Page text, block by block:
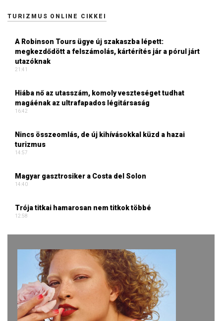
TURIZMUS ONLINE CIKKEI
A Robinson Tours ügye új szakaszba lépett:
megkezdődött a felszámolás, kártérítés jár a pórul járt
utazóknak
21:41
Hiába nő az utasszám, komoly veszteséget tudhat
magáénak az ultrafapados légitársaság
16:42
Nincs összeomlás, de új kihívásokkal küzd a hazai
turizmus
14:57
Magyar gasztrosiker a Costa del Solon
14:40
Trója titkai hamarosan nem titkok többé
12:58